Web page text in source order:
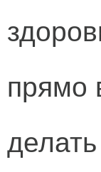
прямо